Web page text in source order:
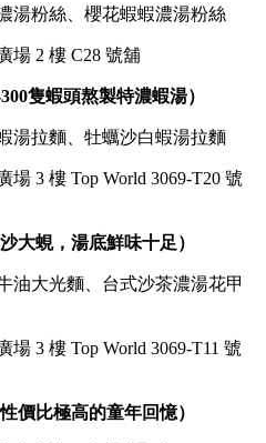
湯粉絲、櫻花蝦蝦濃湯粉絲
場 2 樓 C28 號舖
隻蝦頭熬製特濃蝦湯）
湯拉麵、牡蠣沙白蝦湯拉麵
場 3 樓 Top World 3069-T20 號
大蜆，湯底鮮味十足）
油大光麵、台式沙茶濃湯花甲
場 3 樓 Top World 3069-T11 號
價比極高的童年回憶）